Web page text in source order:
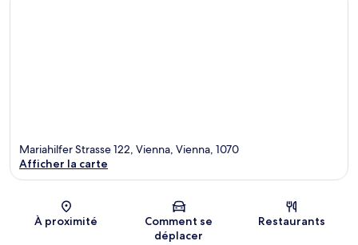
Carte
Mariahilfer Strasse 122, Vienna, Vienna, 1070
Afficher la carte
À proximité
Comment se
déplacer
Restaurants